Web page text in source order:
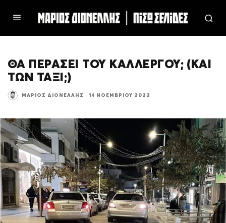
ΘΑ ΠΕΡΑΣΕΙ ΤΟΥ ΚΑΛΛΕΡΓΟΥ; (ΚΑΙ
ΤΩΝ ΤΑΞΙ;)
ΜΆΡΙΟΣ ΔΙΟΝΈΛΛΗΣ · 14 ΝΟΕΜΒΡΊΟΥ 2022